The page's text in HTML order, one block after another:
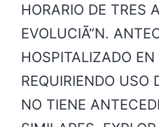
HORARIO DE TRES
EVOLUCIÃ“N.
HOSPITALIZADO
REQUIRIENDO USO
NO TIENE